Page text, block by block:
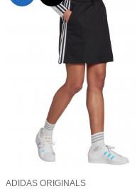
ADIDAS ORIGINALS